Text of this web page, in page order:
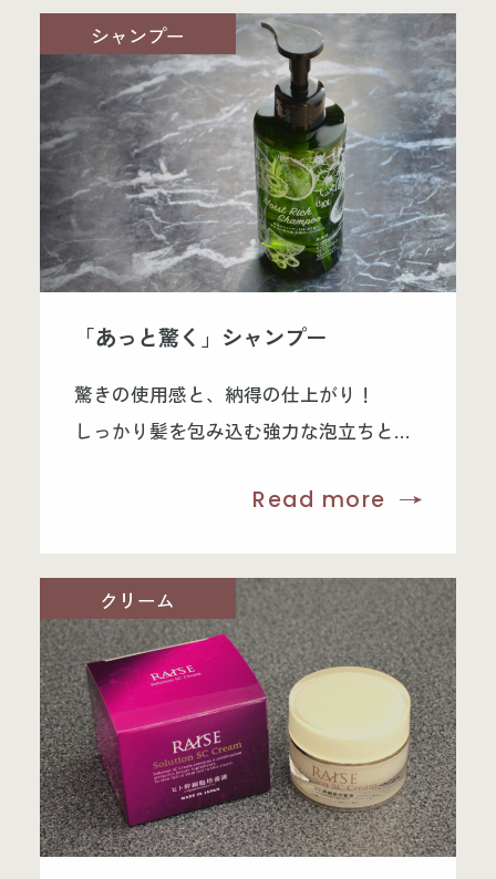
臍帯血由来幹細胞培養液と臍帯血由来エ
クソソームを配合したオリジナル美容液
「AABセラム」の開発から商品化までを
サポートしたOEM事例をご紹介します。
シャンプー
「あっと驚く」シャンプー
驚きの使用感と、納得の仕上がり！
しっかり髪を包み込む強力な泡立ちと、
「若返りタンパク質」GDF-11が豊富な
「臍帯血由来」幹細胞 培養液 配合！
Read more
クリーム